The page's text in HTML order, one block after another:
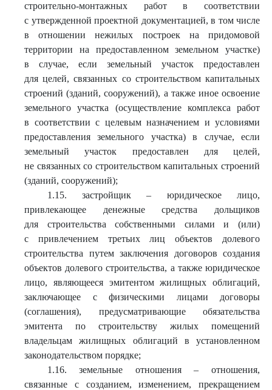
строительно-монтажных работ в соответствии
с утвержденной проектной документацией, в том числе
в отношении нежилых построек на придомовой
территории на предоставленном земельном участке)
в случае, если земельный участок предоставлен
для целей, связанных со строительством капитальных
строений (зданий, сооружений), а также иное освоение
земельного участка (осуществление комплекса работ
в соответствии с целевым назначением и условиями
предоставления земельного участка) в случае, если
земельный участок предоставлен для целей,
не связанных со строительством капитальных строений
(зданий, сооружений);
1.15. застройщик – юридическое лицо,
привлекающее денежные средства дольщиков
для строительства собственными силами и (или)
с привлечением третьих лиц объектов долевого
строительства путем заключения договоров создания
объектов долевого строительства, а также юридическое
лицо, являющееся эмитентом жилищных облигаций,
заключающее с физическими лицами договоры
(соглашения), предусматривающие обязательства
эмитента по строительству жилых помещений
владельцам жилищных облигаций в установленном
законодательством порядке;
1.16. земельные отношения – отношения,
связанные с созданием, изменением, прекращением